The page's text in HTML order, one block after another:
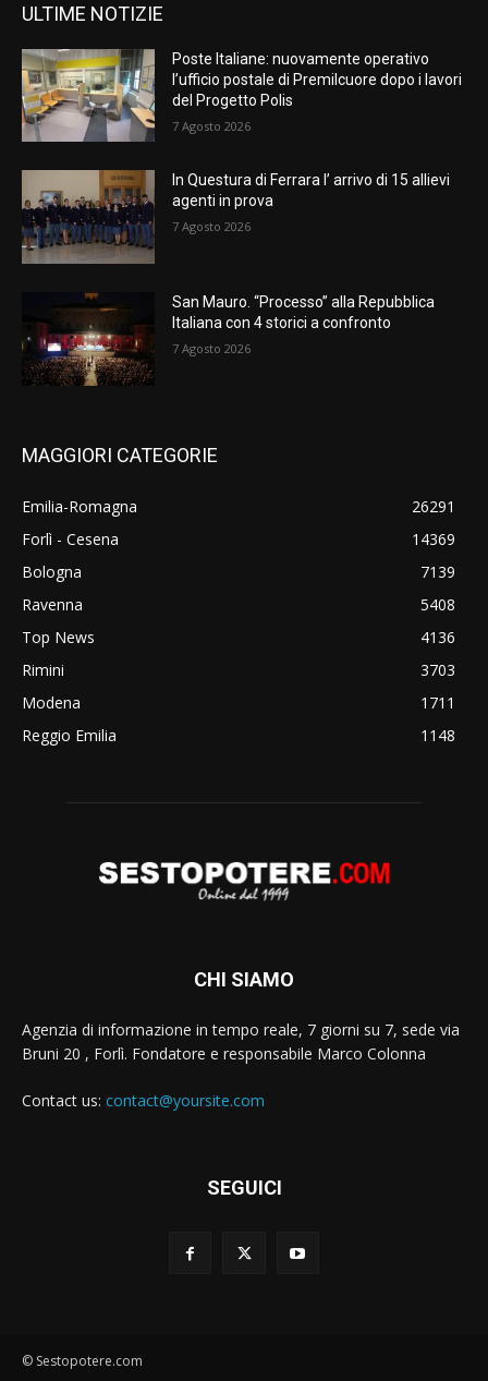
ULTIME NOTIZIE
Poste Italiane: nuovamente operativo
l’ufficio postale di Premilcuore dopo i lavori
del Progetto Polis
7 Agosto 2026
In Questura di Ferrara l’ arrivo di 15 allievi
agenti in prova
7 Agosto 2026
San Mauro. “Processo” alla Repubblica
Italiana con 4 storici a confronto
7 Agosto 2026
MAGGIORI CATEGORIE
Emilia-Romagna
26291
Forlì - Cesena
14369
Bologna
7139
Ravenna
5408
Top News
4136
Rimini
3703
Modena
1711
Reggio Emilia
1148
CHI SIAMO
Agenzia di informazione in tempo reale, 7 giorni su 7, sede via
Bruni 20 , Forlì. Fondatore e responsabile Marco Colonna
Contact us: contact@yoursite.com
SEGUICI
© Sestopotere.com